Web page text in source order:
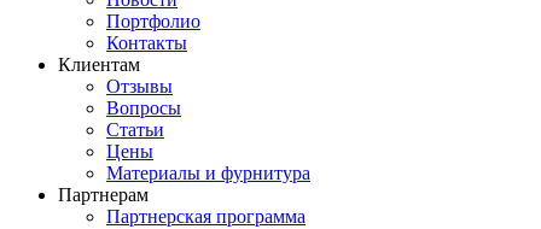
Портфолио
Контакты
Клиентам
Отзывы
Вопросы
Статьи
Цены
Материалы и фурнитура
Партнерам
Партнерская программа